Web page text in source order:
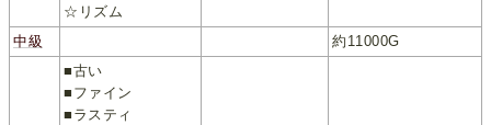
☆リズム
中級 約11000G
■古い
■ファイン
■ラスティ